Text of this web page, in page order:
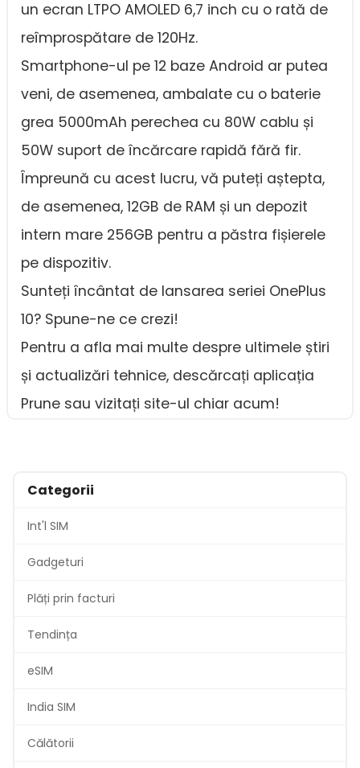
un ecran LTPO AMOLED 6,7 inch cu o rată de
reîmprospătare de 120Hz.
Smartphone-ul pe 12 baze Android ar putea
veni, de asemenea, ambalate cu o baterie
grea 5000mAh perechea cu 80W cablu și
50W suport de încărcare rapidă fără fir.
Împreună cu acest lucru, vă puteți aștepta,
de asemenea, 12GB de RAM și un depozit
intern mare 256GB pentru a păstra fișierele
pe dispozitiv.
Sunteți încântat de lansarea seriei OnePlus
10? Spune-ne ce crezi!
Pentru a afla mai multe despre ultimele știri
și actualizări tehnice, descărcați aplicația
Prune sau vizitați site-ul chiar acum!
Categorii
Int'l SIM
Gadgeturi
Plăți prin facturi
Tendința
eSIM
India SIM
Călătorii